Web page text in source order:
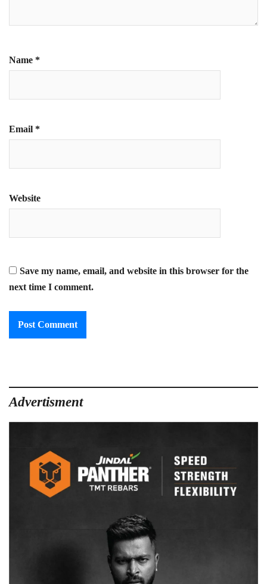
Name *
Email *
Website
Save my name, email, and website in this browser for the
next time I comment.
Advertisment